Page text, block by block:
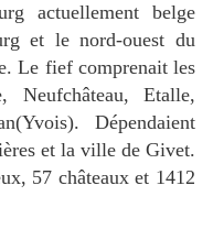
actuellement belge
et le nord-ouest du
Le fief comprenait les
Neufchâteau, Etalle,
Dépendaient
et la ville de Givet.
57 châteaux et 1412